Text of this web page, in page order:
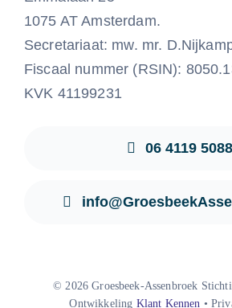
1075 AT Amsterdam.
Secretariaat: mw. mr.
Fiscaal nummer (RSIN):
KVK 41199231
06 4119 5088
© 2026 Groesbeek-Assenbroek
Ontwikkeling Klant Kennen •